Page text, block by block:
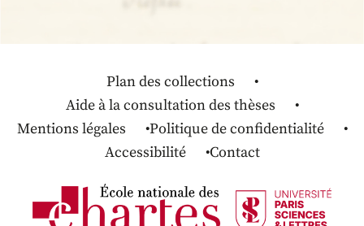
Plan des collections
Aide à la consultation des thèses
Mentions légales
Politique de confidentialité
Accessibilité
Contact